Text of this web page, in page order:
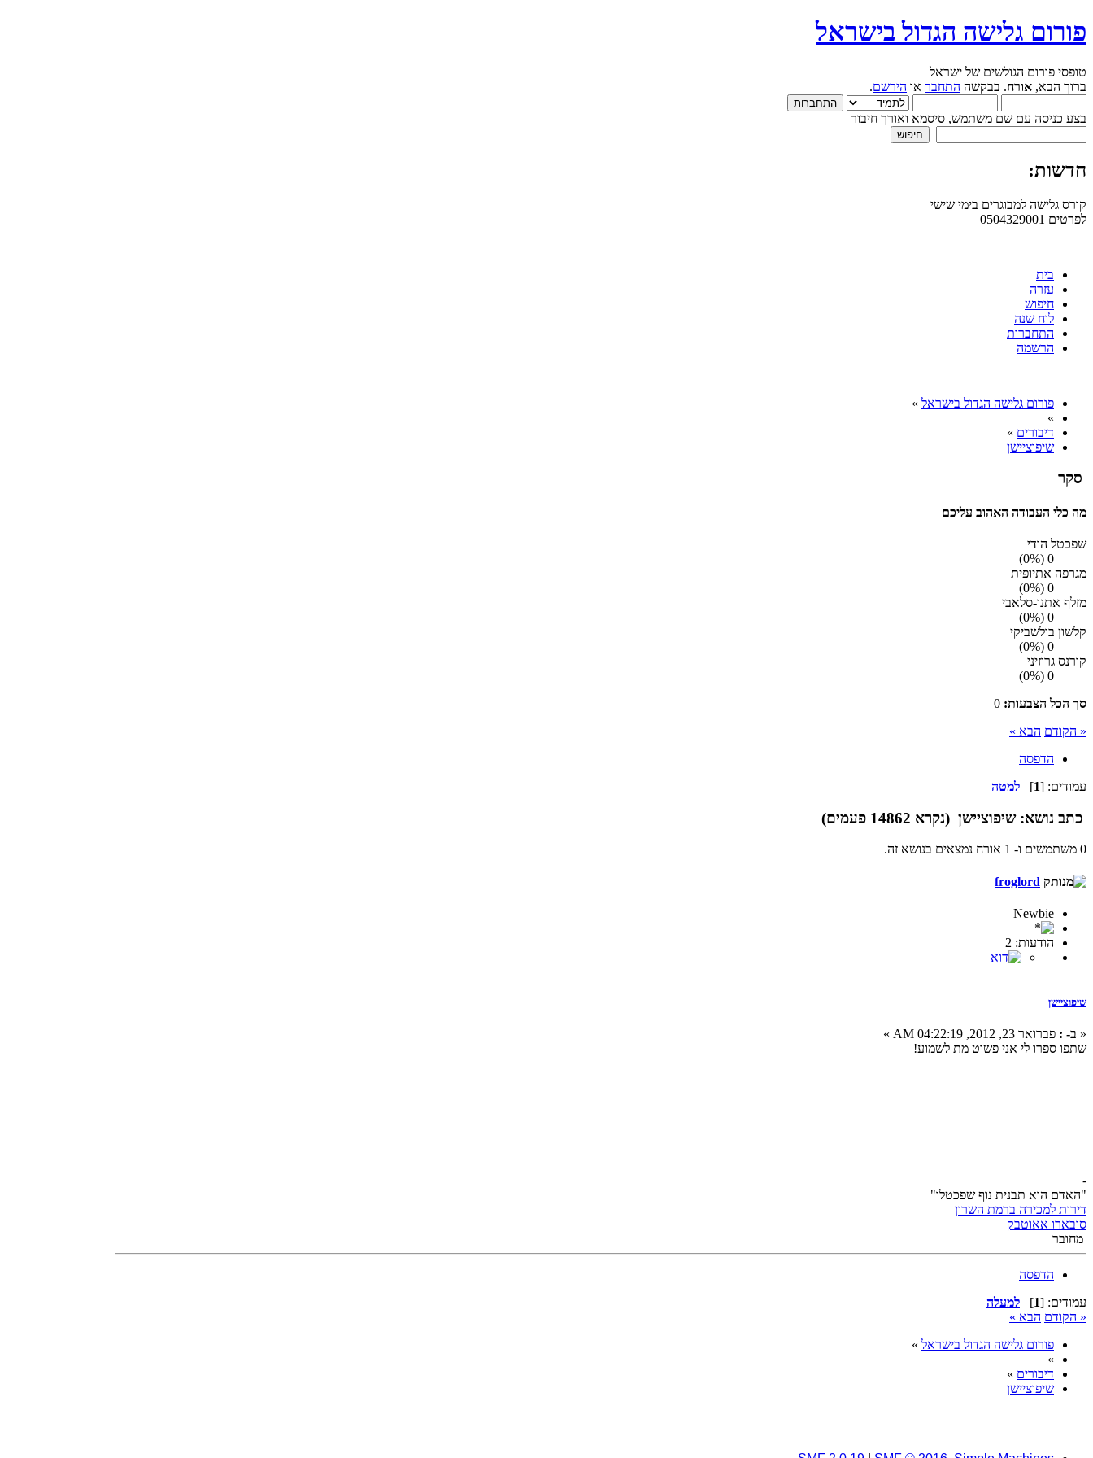
פורום גלישה הגדול בישראל
טופסי פורום הגולשים של ישראל
ברוך הבא, אורח. בבקשה התחבר או הירשם.
בצע כניסה עם שם משתמש, סיסמא ואורך חיבור
חדשות:
קורס גלישה למבוגרים בימי שישי
לפרטים 0504329001
בית
עזרה
חיפוש
לוח שנה
התחברות
הרשמה
פורום גלישה הגדול בישראל »
»
דיבורים »
שיפוציישן
סקר
מה כלי העבודה האהוב עליכם
שפכטל הודי
0 (0%)
מגרפה אתיופית
0 (0%)
מזלף אתנו-סלאבי
0 (0%)
קלשון בולשביקי
0 (0%)
קורנס גרוזיני
0 (0%)
סך הכל הצבעות:
« הקודם הבא »
הדפסה
עמודים: [1
] למטה
כתב נושא: שיפוציישן (נקרא 14862 פעמים)
0 משתמשים ו- 1 אורח נמצאים בנושא זה.
froglord
Newbie
הודעות: 2
שיפוציישן
« ב- : פברואר 23, 2012, 04:22:19 AM »
שתפו ספרו לי אני פשוט מת לשמוע!
-
"האדם הוא תבנית נוף שפכטלו"
דירות למכירה ברמת השרון
סובארו אאוטבק
מחובר
הדפסה
עמודים: [1
] למעלה
« הקודם הבא »
פורום גלישה הגדול בישראל »
»
דיבורים »
שיפוציישן